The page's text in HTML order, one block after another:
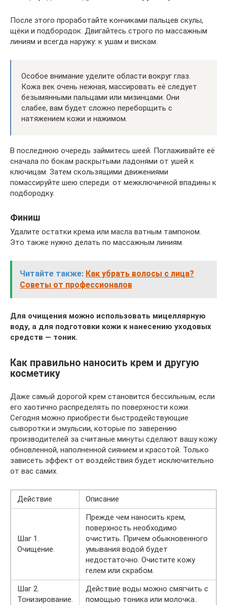
После этого проработайте кончиками пальцев скулы,
щёки и подбородок. Двигайтесь строго по массажным
линиям и всегда наружу: к ушам и вискам.
Особое внимание уделите области вокруг глаз.
Кожа век очень нежная, массировать её следует
безымянными пальцами или мизинцами. Они
слабее, вам будет сложно переборщить с
натяжением кожи и нажимом.
В последнюю очередь займитесь шеей. Поглаживайте её
сначала по бокам раскрытыми ладонями от ушей к
ключицам. Затем скользящими движениями
помассируйте шею спереди: от межключичной впадины к
подбородку.
Финиш
Удалите остатки крема или масла ватным тампоном.
Это также нужно делать по массажным линиям.
Читайте также: Как убрать волосы с лица?
Советы от профессионалов
Для очищения можно использовать мицеллярную
воду, а для подготовки кожи к нанесению уходовых
средств — тоник.
Как правильно наносить крем и другую
косметику
Даже самый дорогой крем становится бессильным, если
его хаотично распределять по поверхности кожи.
Сегодня можно приобрести быстродействующие
сыворотки и эмульсии, которые по заверению
производителей за считаные минуты сделают вашу кожу
обновленной, наполненной сиянием и красотой. Только
зависеть эффект от воздействия будет исключительно
от вас самих.
Действие Описание
Шаг 1.
Очищение.
Прежде чем наносить крем,
поверхность необходимо
очистить. Причем обыкновенного
умывания водой будет
недостаточно. Очистите кожу
гелем или скрабом.
Шаг 2.
Тонизирование.
Действие воды можно смягчить с
помощью тоника или молочка..